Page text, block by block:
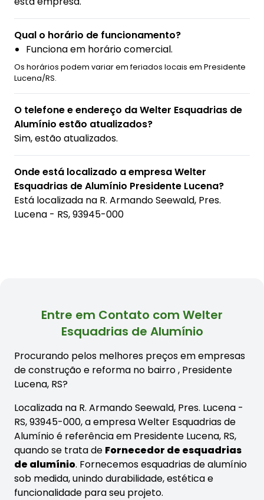
Qual o horário de funcionamento?
Funciona em horário comercial.
Os horários podem variar em feriados locais em Presidente
Lucena/RS.
O telefone e endereço da Welter Esquadrias de
Alumínio estão atualizados?
Sim, estão atualizados.
Onde está localizado a empresa Welter
Esquadrias de Alumínio Presidente Lucena?
Está localizada na R. Armando Seewald, Pres.
Lucena - RS, 93945-000
Entre em Contato com Welter
Esquadrias de Alumínio
Procurando pelos melhores preços em empresas
de construção e reforma no bairro, Presidente
Lucena, RS?
Localizada na R. Armando Seewald, Pres. Lucena -
RS, 93945-000, a empresa Welter Esquadrias de
Alumínio é referência em Presidente Lucena, RS,
quando se trata de Fornecedor de esquadrias
de alumínio. Fornecemos esquadrias de alumínio
sob medida, unindo durabilidade, estética e
funcionalidade para seu projeto.